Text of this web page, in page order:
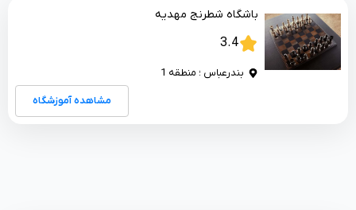
باشگاه شطرنج مهدیه
3.4
بندرعباس ؛ منطقه 1
مشاهده آموزشگاه